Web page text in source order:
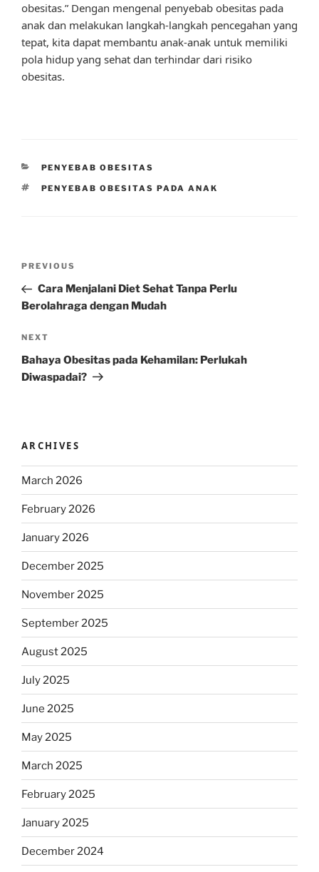
obesitas.” Dengan mengenal penyebab obesitas pada
anak dan melakukan langkah-langkah pencegahan yang
tepat, kita dapat membantu anak-anak untuk memiliki
pola hidup yang sehat dan terhindar dari risiko
obesitas.
CATEGORIES
PENYEBAB OBESITAS
TAGS
PENYEBAB OBESITAS PADA ANAK
Previous
Post
PREVIOUS
Cara Menjalani Diet Sehat Tanpa Perlu
Berolahraga dengan Mudah
Next
Post
NEXT
Bahaya Obesitas pada Kehamilan: Perlukah
Diwaspadai?
ARCHIVES
March 2026
February 2026
January 2026
December 2025
November 2025
September 2025
August 2025
July 2025
June 2025
May 2025
March 2025
February 2025
January 2025
December 2024